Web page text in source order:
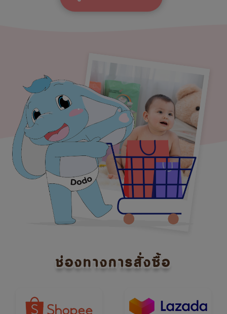
ช่องทางการสั่งซื้อ